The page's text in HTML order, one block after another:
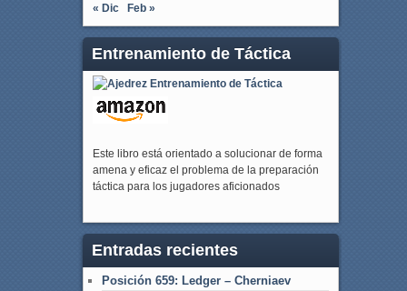
« Dic
Feb »
Entrenamiento de Táctica
Este libro está orientado a solucionar de forma
amena y eficaz el problema de la preparación
táctica para los jugadores aficionados
Entradas recientes
Posición 659: Ledger – Cherniaev